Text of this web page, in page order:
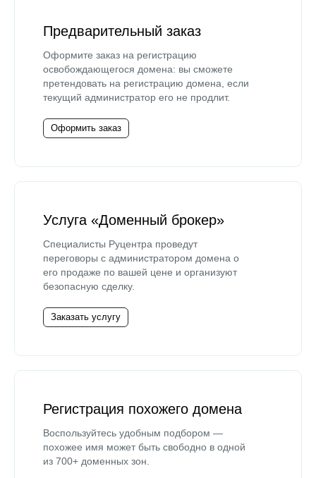
Предварительный заказ
Оформите заказ на регистрацию
освобождающегося домена: вы сможете
претендовать на регистрацию домена, если
текущий администратор его не продлит.
Оформить заказ
Услуга «Доменный брокер»
Специалисты Руцентра проведут
переговоры с администратором домена о
его продаже по вашей цене и организуют
безопасную сделку.
Заказать услугу
Регистрация похожего домена
Воспользуйтесь удобным подбором —
похожее имя может быть свободно в одной
из 700+ доменных зон.